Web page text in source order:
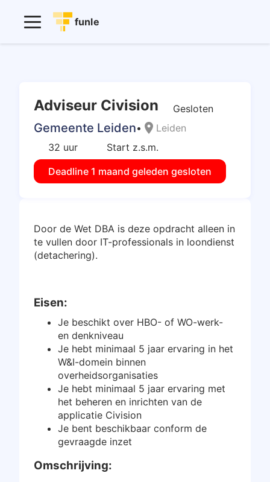
funle
Gratis starten
Adviseur Civision Gesloten
Gemeente Leiden• location_on Leiden
32 uur
Start z.s.m.
Deadline 1 maand geleden gesloten
Door de Wet DBA is deze opdracht alleen in
te vullen door IT-professionals in loondienst
(detachering).
Eisen:
Je beschikt over HBO- of WO-werk-
en denkniveau
Je hebt minimaal 5 jaar ervaring in het
W&I-domein binnen
overheidsorganisaties
Je hebt minimaal 5 jaar ervaring met
het beheren en inrichten van de
applicatie Civision
Je bent beschikbaar conform de
gevraagde inzet
Omschrijving: